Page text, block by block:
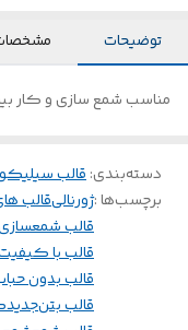
توضیحات
مناسب شمع سازی و کار
دسته‌بندی:قالب
برچسب‌ها :ژورنالیقالب
قالب
قالب با
قالب بدون
قالب بتنجدید